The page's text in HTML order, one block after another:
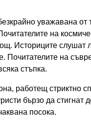
уважавана
на
Историците слушат
Почитателите на
стъпка.
работещ стриктно
бързо да стигнат
посока.